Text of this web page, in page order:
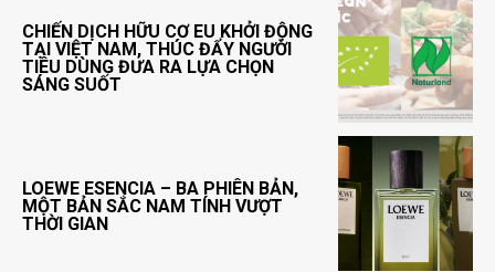
CHIẾN DỊCH HỮU CƠ EU KHỞI ĐỘNG
TẠI VIỆT NAM, THÚC ĐẨY NGƯỜI
TIÊU DÙNG ĐƯA RA LỰA CHỌN
SÁNG SUỐT
LOEWE ESENCIA – BA PHIÊN BẢN,
MỘT BẢN SẮC NAM TÍNH VƯỢT
THỜI GIAN